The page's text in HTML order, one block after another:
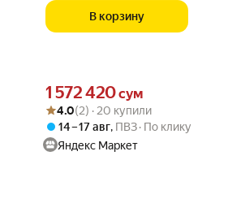
В корзину
Цена 1572420 сум вместо
1 572 420сум
Рейтинг товара: 4.0 из 5
Оценок: (2) · 20 купили
4.0(2) · 20 купили
14 – 17 авг, ПВЗ По клику
Яндекс Маркет